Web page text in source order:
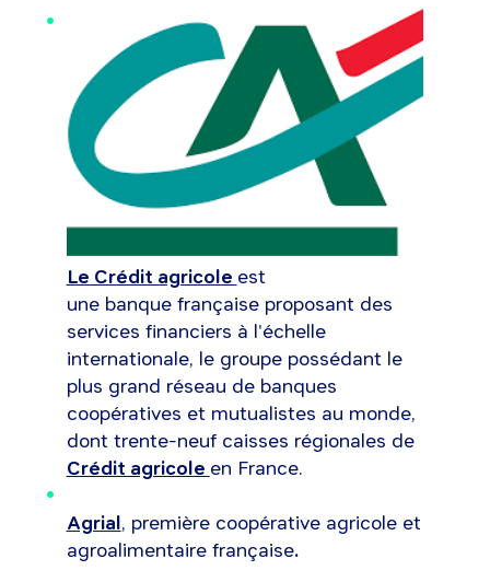
Le Crédit agricole est
une banque française proposant des
services financiers à l'échelle
internationale, le groupe possédant le
plus grand réseau de banques
coopératives et mutualistes au monde,
dont trente-neuf caisses régionales de
Crédit agricole en France.
Agrial, première coopérative agricole et
agroalimentaire française.